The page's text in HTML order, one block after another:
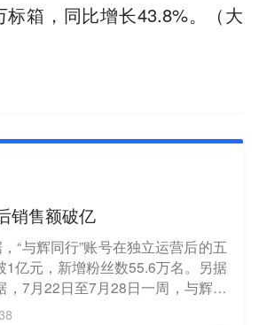
标箱，同比增长43.8%。（大
销售额破亿
“与辉同行”账号在独立运营后的五
1亿元，新增粉丝数55.6万名。另据
，7月22日至7月28日一周，与辉同
位，销售额过1亿元；东方甄选带